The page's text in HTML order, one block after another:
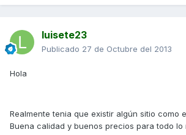
luisete23
Publicado 27 de Octubre del 2013
Hola
Realmente tenia que existir algún sitio como
Buena calidad y buenos precios para todo